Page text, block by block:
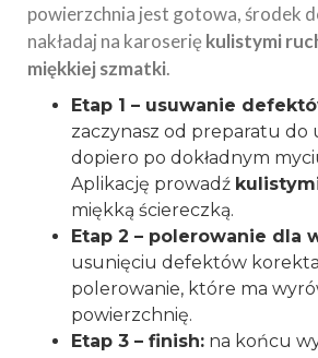
powierzchnia jest gotowa, środek
nakładaj na karoserię kulistymi
miękkiej szmatki.
Etap 1 – usuwanie
zaczynasz od preparatu do
dopiero po dokładnym
Aplikację prowadź
miękką ściereczką.
Etap 2 – polerowanie dla
usunięciu defektów
polerowanie, które ma
powierzchnię.
Etap 3 – finish: na końcu